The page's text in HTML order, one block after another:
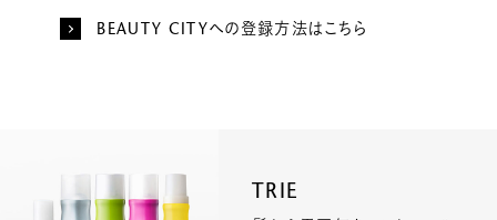
BEAUTY CITYへの登録方法はこちら
TRIE